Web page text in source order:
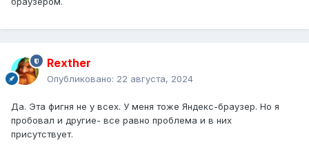
Rexther
Опубликовано: 22 августа, 2024
Да. Эта фигня не у всех. У меня тоже Яндекс-браузер. Но я
пробовал и другие- все равно проблема и в них
присутствует.